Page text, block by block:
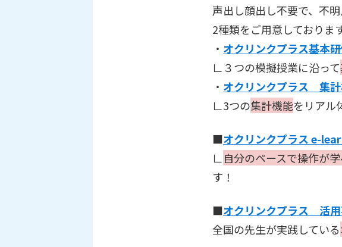
声出し顔出し不要で、不
2種類をご用意しております
・ オクリンクプラス基本
∟３つの模擬授業に沿って
・ オクリンクプラス 集
∟3つの集計機能をリアル
■オクリンクプラス e-
∟自分のペースで操作が学
す！
■オクリンクプラス 活
全国の先生が実践している